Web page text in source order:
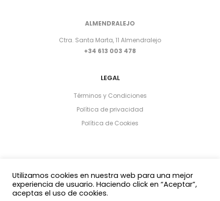
ALMENDRALEJO
Ctra. Santa Marta, 11 Almendralejo
+34 613 003 478
LEGAL
Términos y Condiciones
Política de privacidad
Política de Cookies
Utilizamos cookies en nuestra web para una mejor
experiencia de usuario. Haciendo click en “Aceptar”,
aceptas el uso de cookies.